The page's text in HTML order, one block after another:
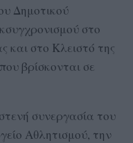
Δημοτικού
στο
και στο Κλειστό της
βρίσκονται σε
συνεργασία του
Αθλητισμού, την